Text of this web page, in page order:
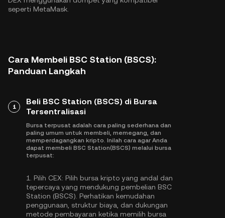
seperti MetaMask.
Cara Membeli BSC Station (BSCS):
Panduan Langkah
1
Beli BSC Station (BSCS) di Bursa
Tersentralisasi
Bursa terpusat adalah cara paling sederhana dan
paling umum untuk membeli, memegang, dan
memperdagangkan kripto. Inilah cara agar Anda
dapat membeli BSC Station(BSCS) melalui bursa
terpusat:
1. Pilih CEX: Pilih bursa kripto yang andal dan
tepercaya yang mendukung pembelian BSC
Station (BSCS). Perhatikan kemudahan
penggunaan, struktur biaya, dan dukungan
metode pembayaran ketika memilih bursa